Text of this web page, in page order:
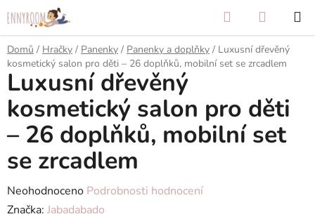
na
obsah
Hledat
KOŠÍK
Domů / Hračky / Panenky / Panenky a doplňky / Luxusní dřevěný
kosmetický salon pro děti – 26 doplňků, mobilní set se zrcadlem
Luxusní dřevěný
kosmetický salon pro děti
– 26 doplňků, mobilní set
se zrcadlem
Průměrné
hodnocení
Neohodnoceno Podrobnosti hodnocení
Značka: Jabadabado